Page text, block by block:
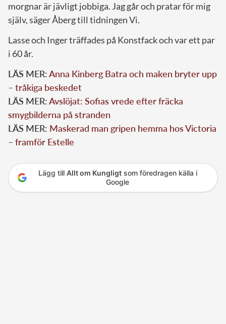
morgnar är jävligt jobbiga. Jag går och pratar för mig
själv, säger Åberg till tidningen Vi.
Lasse och Inger träffades på Konstfack och var ett par
i 60 år.
LÄS MER:Anna Kinberg Batra och maken bryter upp
– tråkiga beskedet
LÄS MER:Avslöjat: Sofias vrede efter fräcka
smygbilderna på stranden
LÄS MER: Maskerad man gripen hemma hos Victoria
– framför Estelle
Lägg till Allt om Kungligtsom föredragen källa i
Google